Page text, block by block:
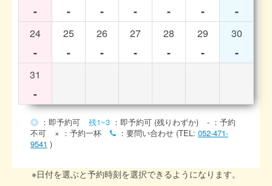
- - - - - - -
24
-
25
-
26
-
27
-
28
-
29
-
30
-
31
-
◎ ：即予約可 残1~3 ：即予約可 (残りわずか) - ：予約
不可
× ：予約一杯 ：要問い合わせ (TEL: 052-471-
9541 )
※日付を選ぶと予約時刻を選択できるようになります。